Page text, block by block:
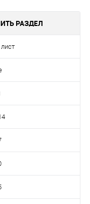
РАЗДЕЛ